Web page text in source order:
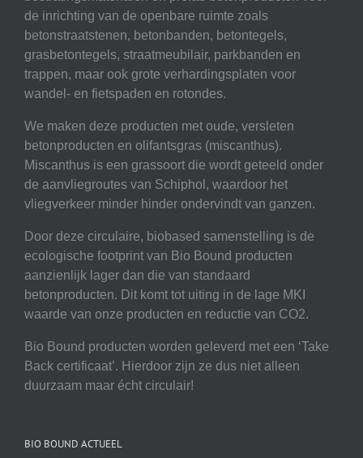
de inrichting van de openbare ruimte zoals
betonstraatstenen, betonbanden, betontegels,
grasbetontegels, straatmeubilair, parkbanden en
trappen, maar ook grote verhardingsplaten voor
wandel- en fietspaden en rotondes.
We maken deze producten met oude, versleten
betonproducten en olifantsgras (miscanthus).
Miscanthus is een grassoort die wordt geteeld onder
de aanvliegroutes van Schiphol, waardoor het
vliegverkeer minder hinder ondervindt van ganzen.
Door deze circulaire, biobased samenstelling is de
ecologische footprint van Bio Bound producten
aanzienlijk lager dan die van standaard
betonproducten. Dit komt tot uiting in de lage MKI
waarde van onze producten en reductie van CO2.
Bio Bound producten worden geleverd met een ‘Take
Back certificaat’. Hierdoor zijn ze dus niet alleen
duurzaam maar écht circulair!
BIO BOUND ACTUEEL